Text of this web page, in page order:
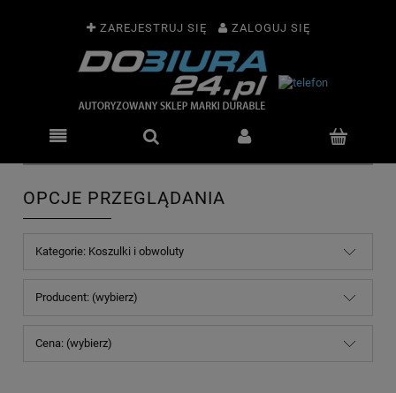
ZAREJESTRUJ SIĘ ZALOGUJ SIĘ
OPCJE PRZEGLĄDANIA
Kategorie: Koszulki i obwoluty
Producent: (wybierz)
Cena: (wybierz)